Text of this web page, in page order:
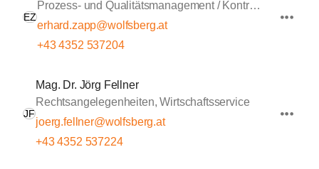
EZ
Prozess- und Qualitätsmanagement / Kontrolle
erhard.zapp@wolfsberg.at
+43 4352 537204
JF
Mag. Dr. Jörg Fellner
Rechtsangelegenheiten, Wirtschaftsservice
joerg.fellner@wolfsberg.at
+43 4352 537224